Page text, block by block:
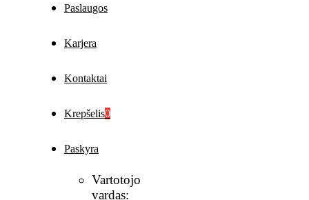
Paslaugos
Karjera
Kontaktai
Krepšelis0
Paskyra
Vartotojo
vardas: